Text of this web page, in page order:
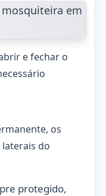
e fechar o
os
do
protegido,